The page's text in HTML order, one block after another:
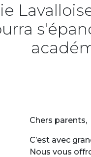
Chers parents,
C’est avec
Nous vous